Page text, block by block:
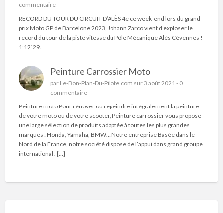
commentaire
RECORD DU TOUR DU CIRCUIT D’ALÈS 4e ce week-end lors du grand
prix Moto GP de Barcelone 2023, Johann Zarco vient d’exploser le
record du tour de la piste vitesse du Pôle Mécanique Alès Cévennes !
1’12´29.
Peinture Carrossier Moto
par Le-Bon-Plan-Du-Pilote.com sur 3 août 2021 - 0
commentaire
Peinture moto Pour rénover ou repeindre intégralement la peinture
de votre moto ou de votre scooter, Peinture carrossier vous propose
une large sélection de produits adaptée à toutes les plus grandes
marques : Honda, Yamaha, BMW… Notre entreprise Basée dans le
Nord de la France, notre société dispose de l’appui dans grand groupe
international . […]